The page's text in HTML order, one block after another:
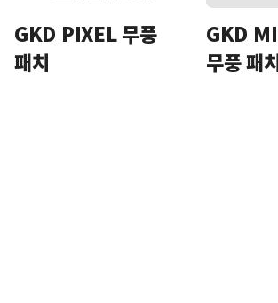
GKD PIXEL 무풍
패치
GKD
무풍 패